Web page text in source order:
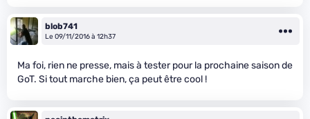
blob741
Le 09/11/2016 à 12h37
Ma foi, rien ne presse, mais à tester pour la prochaine saison de
GoT. Si tout marche bien, ça peut être cool !